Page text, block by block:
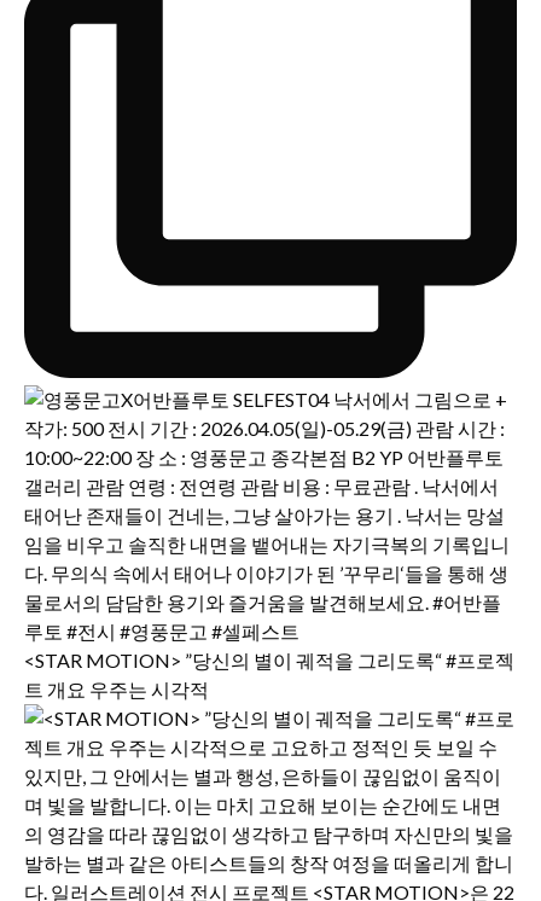
<STAR MOTION> ”당신의 별이 궤적을 그리도록“ #프로젝
트 개요 우주는 시각적